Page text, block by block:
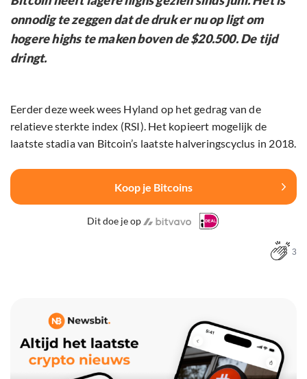
onnodig te zeggen dat de druk er nu op ligt om
hogere highs te maken boven de $20.500. De tijd
dringt.
Eerder deze week wees Hyland op het gedrag van de
relatieve sterkte index (RSI). Het kopieert mogelijk de
laatste stadia van Bitcoin’s laatste halveringscyclus in 2018.
Koop je Bitcoins
Dit doe je op
3